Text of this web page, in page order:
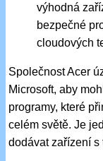
výhodná
bezpečné
cloudových
Společnost Acer
Microsoft, aby
programy, které
celém světě. Je
dodávat zařízení s